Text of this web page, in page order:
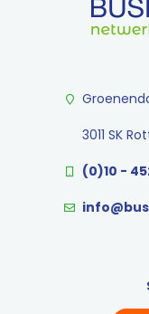
3011 SK
(0)10 -